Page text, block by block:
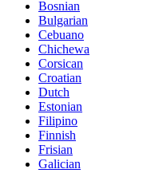
Bosnian
Bulgarian
Cebuano
Chichewa
Corsican
Croatian
Dutch
Estonian
Filipino
Finnish
Frisian
Galician